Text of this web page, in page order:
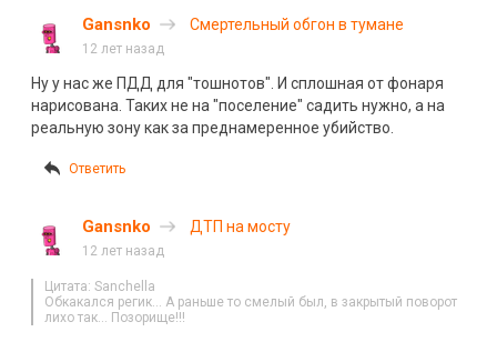
Gansnko Смертельный обгон в тумане
12 лет назад
Ну у нас же ПДД для "тошнотов". И сплошная от фонаря
нарисована. Таких не на "поселение" садить нужно, а на
реальную зону как за преднамеренное убийство.
Ответить
Gansnko ДТП на мосту
12 лет назад
Цитата: Sanchella
Обкакался регик… А раньше то смелый был, в закрытый поворот
лихо так… Позорище!!!